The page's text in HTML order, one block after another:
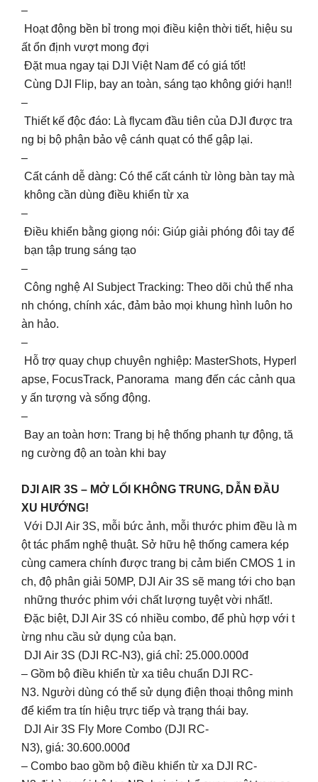
–
Hoạt động bền bỉ trong mọi điều kiện thời tiết, hiệu su
ất ổn định vượt mong đợi
Đặt mua ngay tại DJI Việt Nam để có giá tốt!
Cùng DJI Flip, bay an toàn, sáng tạo không giới hạn!!
–
Thiết kế độc đáo: Là flycam đầu tiên của DJI được tra
ng bị bộ phận bảo vệ cánh quạt có thể gập lại.
–
Cất cánh dễ dàng: Có thể cất cánh từ lòng bàn tay mà
không cần dùng điều khiển từ xa
–
Điều khiển bằng giọng nói: Giúp giải phóng đôi tay để
bạn tập trung sáng tạo
–
Công nghệ AI Subject Tracking: Theo dõi chủ thể nha
nh chóng, chính xác, đảm bảo mọi khung hình luôn ho
àn hảo.
–
Hỗ trợ quay chụp chuyên nghiệp: MasterShots, Hyperl
apse, FocusTrack, Panorama mang đến các cảnh qua
y ấn tượng và sống động.
–
Bay an toàn hơn: Trang bị hệ thống phanh tự động, tă
ng cường độ an toàn khi bay
DJI AIR 3S – MỞ LỐI KHÔNG TRUNG, DẪN ĐẦU
XU HƯỚNG!
Với DJI Air 3S, mỗi bức ảnh, mỗi thước phim đều là m
ột tác phẩm nghệ thuật. Sở hữu hệ thống camera kép
cùng camera chính được trang bị cảm biến CMOS 1 in
ch, độ phân giải 50MP, DJI Air 3S sẽ mang tới cho bạn
những thước phim với chất lượng tuyệt vời nhất!.
Đặc biệt, DJI Air 3S có nhiều combo, để phù hợp với t
ừng nhu cầu sử dụng của bạn.
DJI Air 3S (DJI RC-N3), giá chỉ: 25.000.000đ
– Gồm bộ điều khiển từ xa tiêu chuẩn DJI RC-
N3. Người dùng có thể sử dụng điện thoại thông minh
để kiểm tra tín hiệu trực tiếp và trạng thái bay.
DJI Air 3S Fly More Combo (DJI RC-
N3), giá: 30.600.000đ
– Combo bao gồm bộ điều khiển từ xa DJI RC-